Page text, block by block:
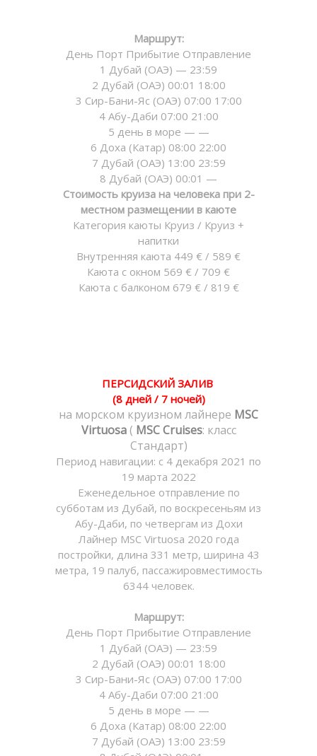
Маршрут:
День Порт Прибытие Отправление
1 Дубай (ОАЭ) — 23:59
2 Дубай (ОАЭ) 00:01 18:00
3 Сир-Бани-Яс (ОАЭ) 07:00 17:00
4 Абу-Даби 07:00 21:00
5 день в море — —
6 Доха (Катар) 08:00 22:00
7 Дубай (ОАЭ) 13:00 23:59
8 Дубай (ОАЭ) 00:01 —
Стоимость круиза на человека при 2-
местном размещении в каюте
Категория каюты Круиз / Круиз +
напитки
Внутренняя каюта 449 € / 589 €
Каюта с окном 569 € / 709 €
Каюта с балконом 679 € / 819 €
ПЕРСИДСКИЙ ЗАЛИВ
(8 дней / 7 ночей)
на морском круизном лайнере MSC
Virtuosa ( MSC Cruises: класс
Стандарт)
Период навигации: с 4 декабря 2021 по
19 марта 2022
Еженедельное отправление по
субботам из Дубай, по воскресеньям из
Абу-Даби, по четвергам из Дохи
Лайнер MSC Virtuosa 2020 года
постройки, длина 331 метр, ширина 43
метра, 19 палуб, пассажировместимость
6344 человек.
Маршрут:
День Порт Прибытие Отправление
1 Дубай (ОАЭ) — 23:59
2 Дубай (ОАЭ) 00:01 18:00
3 Сир-Бани-Яс (ОАЭ) 07:00 17:00
4 Абу-Даби 07:00 21:00
5 день в море — —
6 Доха (Катар) 08:00 22:00
7 Дубай (ОАЭ) 13:00 23:59